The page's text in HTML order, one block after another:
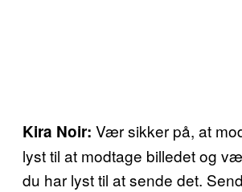
Kira Noir: Vær sikker på, at
lyst til at modtage billedet og
du har lyst til at sende det.